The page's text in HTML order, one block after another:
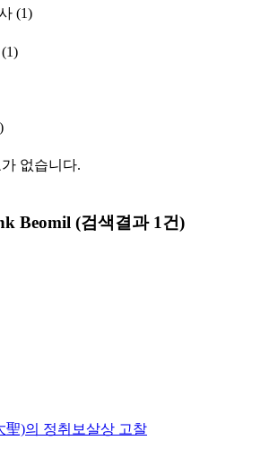
(1)
(1)
없습니다.
Beomil (검색결과 1건)
聖)의 정취보살상 고찰